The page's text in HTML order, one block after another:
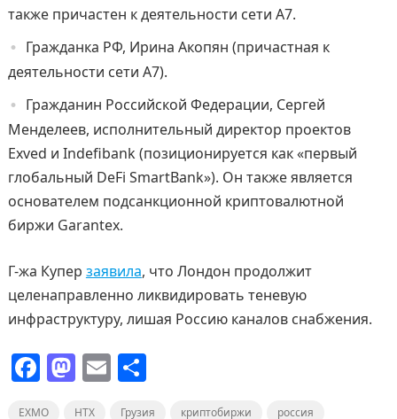
также причастен к деятельности сети А7.
Гражданка РФ, Ирина Акопян (причастная к
деятельности сети А7).
Гражданин Российской Федерации, Сергей
Менделеев, исполнительный директор проектов
Exved и Indefibank (позиционируется как «первый
глобальный DeFi SmartBank»). Он также является
основателем подсанкционной криптовалютной
биржи Garantex.
Г-жа Купер заявила, что Лондон продолжит
целенаправленно ликвидировать теневую
инфраструктуру, лишая Россию каналов снабжения.
F M E О
EXMO HTX Грузия криптобиржи россия